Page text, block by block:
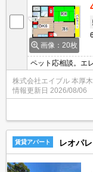
画像：20枚
ペット応相談。エ
ーマートへ320m
越指定業者あり。
株式会社エイブル 本厚
情報更新日 2026/08/06
賃貸アパート レオパ